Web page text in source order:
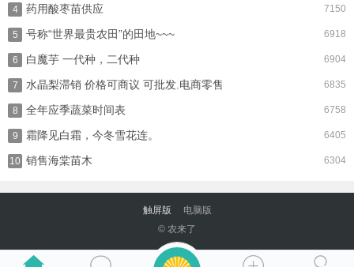
7150
4 药用酸枣苗供应
6918
5 号称“世界最贵农田”的田地~~~
6904
6 白魔芋 一代种，二代种
6835
7 水晶梨滞销 价格可商议 可批发.电商零售
6758
8 全年应季蔬菜时间表
6405
9 霜降见白霜，今冬雪花连。
6304
10 销售海棠苗木
触屏版
电脑版
© 农来了